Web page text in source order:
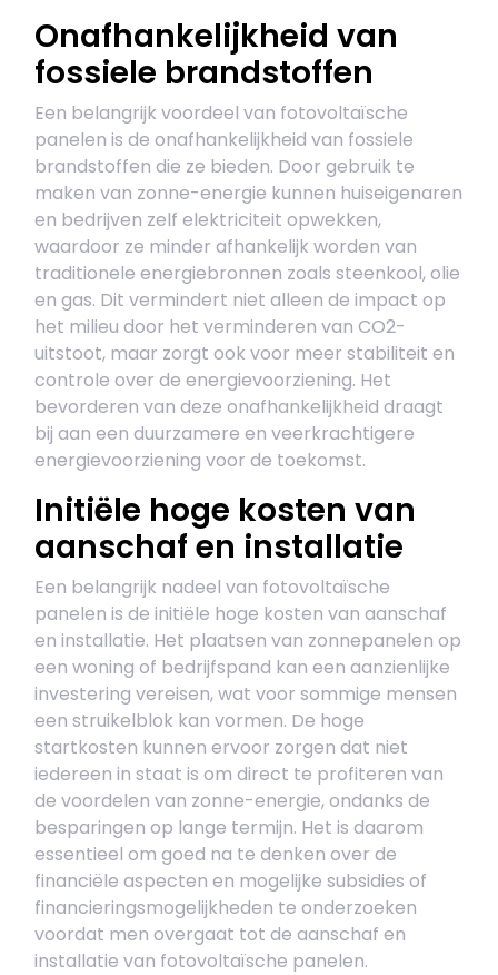
Onafhankelijkheid van
fossiele brandstoffen
Een belangrijk voordeel van fotovoltaïsche
panelen is de onafhankelijkheid van fossiele
brandstoffen die ze bieden. Door gebruik te
maken van zonne-energie kunnen huiseigenaren
en bedrijven zelf elektriciteit opwekken,
waardoor ze minder afhankelijk worden van
traditionele energiebronnen zoals steenkool, olie
en gas. Dit vermindert niet alleen de impact op
het milieu door het verminderen van CO2-
uitstoot, maar zorgt ook voor meer stabiliteit en
controle over de energievoorziening. Het
bevorderen van deze onafhankelijkheid draagt
bij aan een duurzamere en veerkrachtigere
energievoorziening voor de toekomst.
Initiële hoge kosten van
aanschaf en installatie
Een belangrijk nadeel van fotovoltaïsche
panelen is de initiële hoge kosten van aanschaf
en installatie. Het plaatsen van zonnepanelen op
een woning of bedrijfspand kan een aanzienlijke
investering vereisen, wat voor sommige mensen
een struikelblok kan vormen. De hoge
startkosten kunnen ervoor zorgen dat niet
iedereen in staat is om direct te profiteren van
de voordelen van zonne-energie, ondanks de
besparingen op lange termijn. Het is daarom
essentieel om goed na te denken over de
financiële aspecten en mogelijke subsidies of
financieringsmogelijkheden te onderzoeken
voordat men overgaat tot de aanschaf en
installatie van fotovoltaïsche panelen.